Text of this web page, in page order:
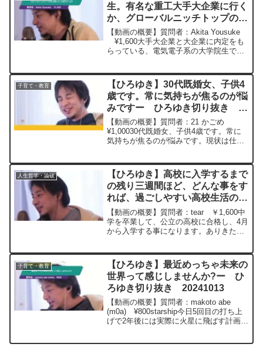
生。有名な重工大手大企業に行く
か、グローバルニッチトップの大
企業に行くか悩んでいます。ー
ひろゆき切り抜き 20230317
【動画の概要】質問者：Akita Yousuke
¥1,600大手大企業と大企業に内定をも
らっている、電気電子系の大学院生で
行くか悩んでいます。どちらも一部上場
してい...
子育て・教育
【ひろゆき】30代既婚女、子供4
歳です。常に気持ちが焦るのが悩
みですー ひろゆき切り抜き
20250205
【動画の概要】質問者：21 かごめ
¥1,00030代既婚女、子供4歳です。常に
気持ちが焦るのが悩みです。現状は仕事
くれない、主人が激務で色々頼みづら
い、自分がやりたい...
人生哲学・論破
【ひろゆき】高校に入学するまで
の残り三週間ほど、どんな事をす
れば、過ごしやすい高校生活のス
タートをきることができるでしょ
うか。ー ひろゆき切り抜き
20230318
【動画の概要】質問者：tear ￥1,600中
学を卒業して、公立の高校に合格し、4月
から入学する事になります。ありきたり
しやすい高校生活のスタートをきること
ができるでし...
子育て・教育
【ひろゆき】最近めっちゃ未来の
世界って感じしませんか?ー ひ
ろゆき切り抜き 20241013
【動画の概要】質問者：makoto abe
(m0a) ¥800starship今日5回目の打ち上
げで2年後には実際に火星に飛ばす計画ら